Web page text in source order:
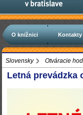
O knižnici Kontakty
Slovensky Otváracie
Letná prevádzka